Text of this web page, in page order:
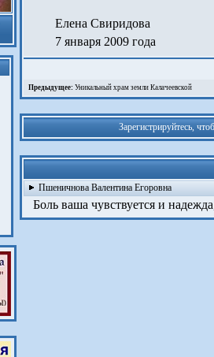
Елена Свиридова
7 января 2009 года
Предыдущее: Уникальный храм земли Калачеевской
Зарегистрируйтесь,
Пшеничнова Валентина Егоровна
Боль ваша чувствуется и